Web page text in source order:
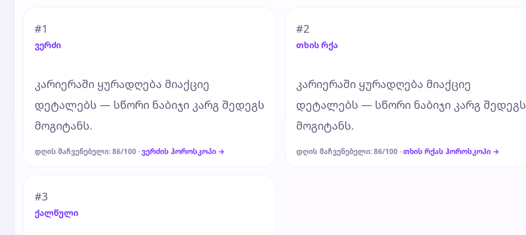
#1
ვერძი
კარიერაში ყურადღება მიაქციე
დეტალებს — სწორი ნაბიჯი კარგ შედეგს
მოგიტანს.
დღის მაჩვენებელი: 86/100 ·ვერძის ჰოროსკოპი →
#2
თხის რქა
კარიერაში ყურადღება მიაქციე
დეტალებს — სწორი ნაბიჯი კარგ შედეგს
მოგიტანს.
დღის მაჩვენებელი: 86/100 ·თხის რქას ჰოროსკოპი →
#3
ქალწული